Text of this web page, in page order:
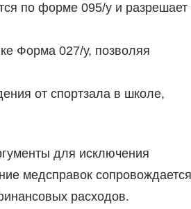
по форме 095/у и разрешает
Форма 027/у, позволяя
от спортзала в школе,
для исключения
медсправок сопровождается
расходов.